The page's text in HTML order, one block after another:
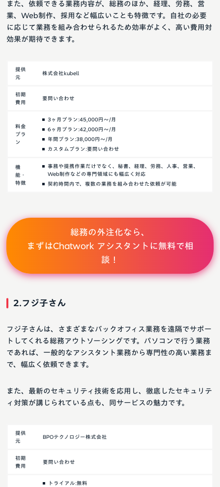
また、依頼できる業務内容が、総務のほか、経理、労務、営
業、Web制作、採用など幅広いことも特徴です。自社の必要
に応じて業務を組み合わせられるため効率がよく、高い費用対
効果が期待できます。
提供
元
株式会社kubell
初期
費用
要問い合わせ
料金
プラ
ン
3ヶ月プラン:45,000円～/月
6ヶ月プラン:42,000円～/月
年間プラン:38,000円～/月
カスタムプラン:要問い合わせ
機
能・
特徴
事務や提携作業だけでなく、秘書、経理、労務、人事、営業、
Web制作などの専門領域にも幅広く対応
契約時間内で、複数の業務を組み合わせた依頼が可能
総務の外注化なら、
まずはChatwork アシスタントに無料で相
談！
2.フジ子さん
フジ子さんは、さまざまなバックオフィス業務を遠隔でサポー
トしてくれる総務アウトソーシングです。パソコンで行う業務
であれば、一般的なアシスタント業務から専門性の高い業務ま
で、幅広く依頼できます。
また、最新のセキュリティ技術を応用し、徹底したセキュリテ
ィ対策が講じられている点も、同サービスの魅力です。
提供
元
BPOテクノロジー株式会社
初期
費用
要問い合わせ
トライアル:無料